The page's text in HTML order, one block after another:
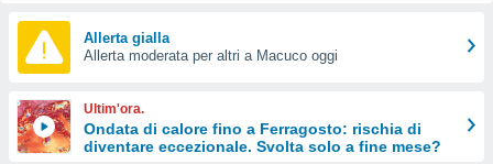
Web
le
Allerta gialla
Allerta moderata per altri a Macuco oggi
Ultim'ora.
Ondata di calore fino a Ferragosto: rischia di
diventare eccezionale. Svolta solo a fine mese?